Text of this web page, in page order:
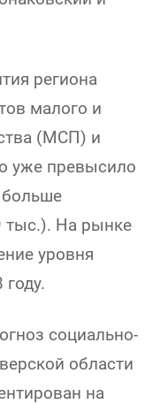
региона
малого и
(МСП) и
уже превысило
больше
тыс.). На рынке
уровня
социально-
области
на